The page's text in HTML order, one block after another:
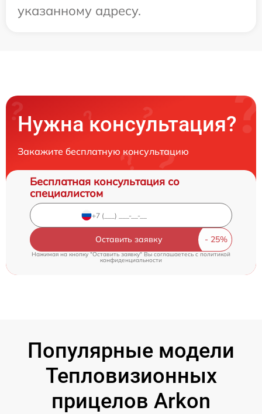
указанному адресу.
Нужна консультация?
Закажите бесплатную консультацию
Бесплатная консультация со
специалистом
Оставить заявку
Нажимая на кнопку "Оставить заявку" Вы соглашаетесь cполитикой
конфиденциальности
Популярные модели
Тепловизионных
прицелов Arkon